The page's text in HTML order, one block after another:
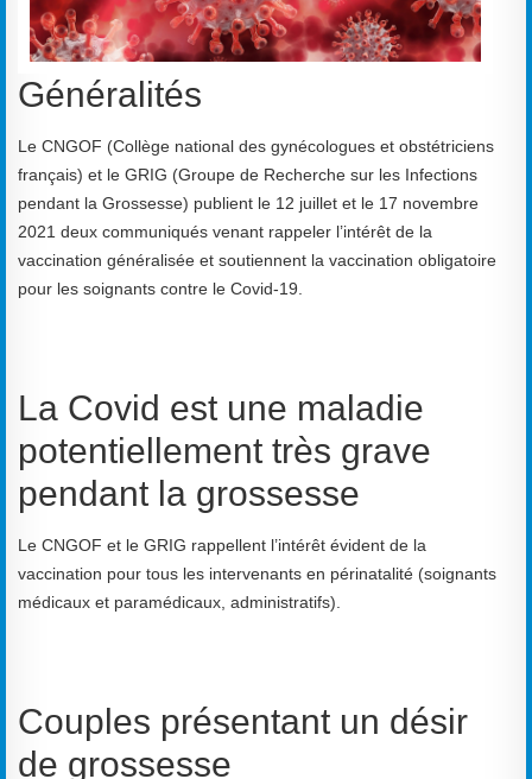
Généralités
Le CNGOF (Collège national des gynécologues et obstétriciens
français) et le GRIG (Groupe de Recherche sur les Infections
pendant la Grossesse) publient le 12 juillet et le 17 novembre
2021 deux communiqués venant rappeler l’intérêt de la
vaccination généralisée et soutiennent la vaccination obligatoire
pour les soignants contre le Covid-19.
La Covid est une maladie
potentiellement très grave
pendant la grossesse
Le CNGOF et le GRIG rappellent l’intérêt évident de la
vaccination pour tous les intervenants en périnatalité (soignants
médicaux et paramédicaux, administratifs).
Couples présentant un désir
de grossesse